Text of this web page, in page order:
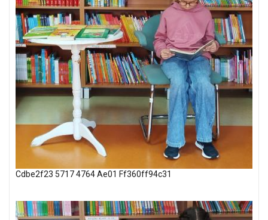
Cdbe2f23 5717 4764 Ae01 Ff360ff94c31